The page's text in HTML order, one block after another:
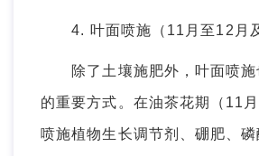
4. 叶面喷施（11月至12月及
除了土壤施肥外，叶面喷施
的重要方式。在油茶花期（11
喷施植物生长调节剂、硼肥、